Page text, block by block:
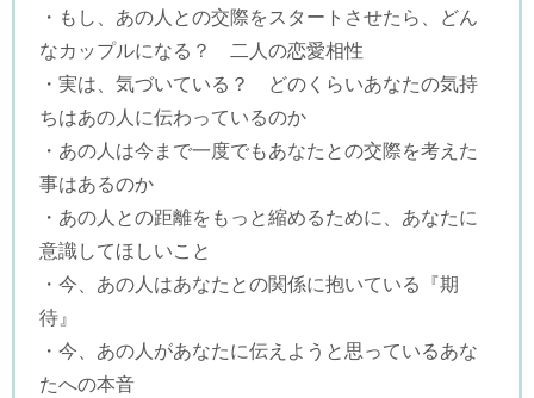
・もし、あの人との交際をスタートさせたら、どん
なカップルになる？ 二人の恋愛相性
・実は、気づいている？ どのくらいあなたの気持
ちはあの人に伝わっているのか
・あの人は今まで一度でもあなたとの交際を考えた
事はあるのか
・あの人との距離をもっと縮めるために、あなたに
意識してほしいこと
・今、あの人はあなたとの関係に抱いている『期
待』
・今、あの人があなたに伝えようと思っているあな
たへの本音